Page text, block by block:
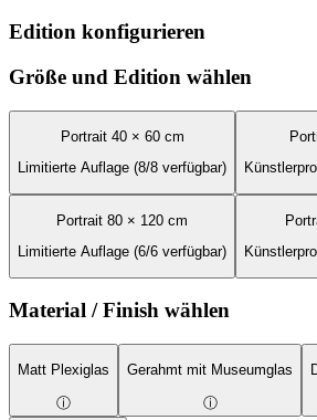
Edition konfigurieren
Größe und Edition wählen
Portrait 40 × 60 cm
Limitierte Auflage (8/8 verfügbar)
Portrait 80 × 120 cm
Limitierte Auflage (6/6 verfügbar)
Material / Finish wählen
Matt Plexiglas
ⓘ
Gerahmt mit Museumglas
ⓘ